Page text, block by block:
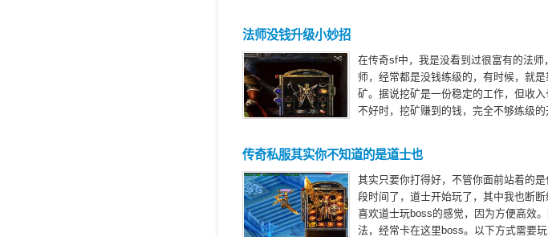
法师没钱升级小妙招
在传奇sf中，我是没看到过很富有的法
师，经常都是没钱练级的，有时候，就
矿。据说挖矿是一份稳定的工作，但收
不好时，挖矿赚到的钱，完全不够练级
传奇私服其实你不知道的是道士也
其实只要你打得好，不管你面前站着的
段时间了，道士开始玩了，其中我也断
喜欢道士玩boss的感觉，因为方便高效
法，经常卡在这里boss。以下方式需要